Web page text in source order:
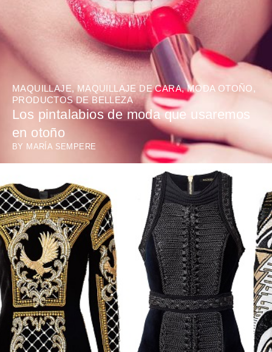
MAQUILLAJE, MAQUILLAJE DE CARA,MODA OTOÑO,
PRODUCTOS DE BELLEZA
Los pintalabios de moda que usaremos
en otoño
BY MARÍA SEMPERE